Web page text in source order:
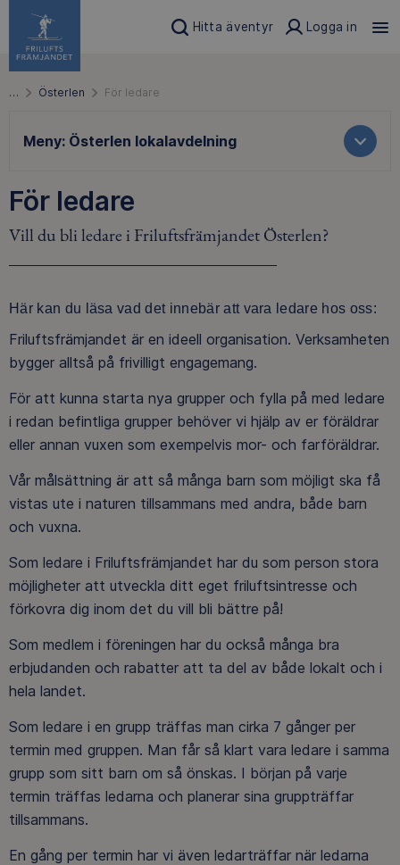
Hitta äventyr Logga in
… Österlen För ledare
Meny: Österlen lokalavdelning
För ledare
Vill du bli ledare i Friluftsfrämjandet Österlen?
Här kan du läsa vad det innebär att vara ledare hos oss:
Friluftsfrämjandet är en ideell organisation. Verksamheten
bygger alltså på frivilligt engagemang.
För att kunna starta nya grupper och fylla på med ledare
i redan befintliga grupper behöver vi hjälp av er föräldrar
eller annan vuxen som exempelvis mor- och farföräldrar.
Vår målsättning är att så många barn som möjligt ska få
vistas ute i naturen tillsammans med andra, både barn
och vuxna.
Som ledare i Friluftsfrämjandet har du som person stora
möjligheter att utveckla ditt eget friluftsintresse och
förkovra dig inom det du vill bli bättre på!
Som medlem i föreningen har du också många bra
erbjudanden och rabatter att ta del av både lokalt och i
hela landet.
Som ledare i en grupp träffas man cirka 7 gånger per
termin med gruppen. Man får så klart vara ledare i samma
grupp som sitt barn om så önskas. I början på varje
termin träffas ledarna och planerar sina gruppträffar
tillsammans.
En gång per termin har vi även ledarträffar när ledarna